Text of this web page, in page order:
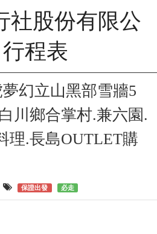
社股份有限公
程表
夢幻立山黑部雪牆5
川鄉合掌村.兼六園.
理.長島OUTLET購
保證出發 必走